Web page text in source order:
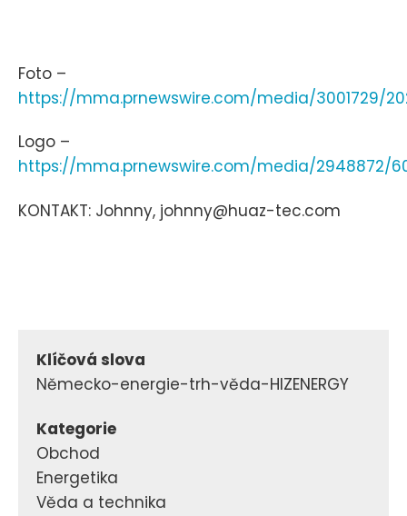
Foto –
https://mma.prnewswire.com/media/3001729/
Logo –
https://mma.prnewswire.com/media/2948872/
KONTAKT: Johnny, johnny@huaz-tec.com
Klíčová slova
Německo-energie-trh-věda-HIZENERGY
Kategorie
Obchod
Energetika
Věda a technika